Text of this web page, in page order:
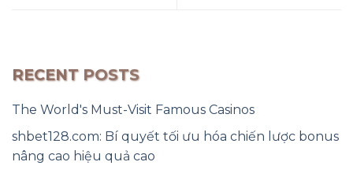
RECENT POSTS
The World's Must-Visit Famous Casinos
shbet128.com: Bí quyết tối ưu hóa chiến lược bonus
nâng cao hiệu quả cao